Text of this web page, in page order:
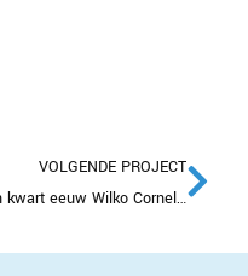
VOLGENDE PROJECT
Een kwart eeuw Wilko Cornelissen bij Markus: Van calculator tot commercieel manager